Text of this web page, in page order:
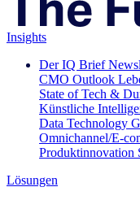
Insights
Der IQ Brief
CMO Outlook
State of Tech &
Künstliche
Data Technology
Omnichannel/E-
Produktinnovation
Lösungen